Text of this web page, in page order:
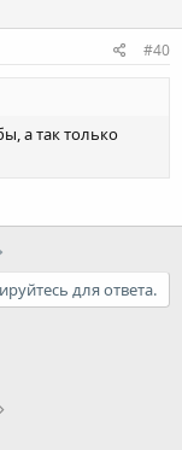
#40
а так только
для ответа.